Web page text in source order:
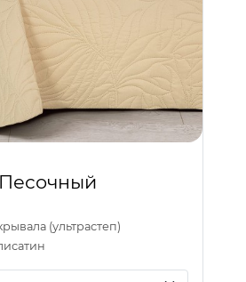
Песочный
(ультрастеп)